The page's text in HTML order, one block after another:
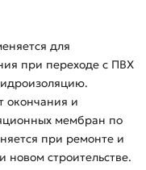
для
при переходе с ПВХ
окончания и
мембран по
при ремонте и
новом строительстве.